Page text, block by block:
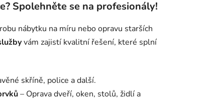
Spolehněte se na profesionály!
nábytku na míru nebo opravu starších
vám zajistí kvalitní řešení, které splní
skříně, police a další.
– Oprava dveří, oken, stolů, židlí a